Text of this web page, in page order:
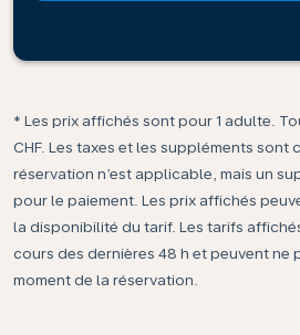
* Les prix affichés sont pour 1 adulte.
CHF. Les taxes et les suppléments sont
réservation n’est applicable, mais un
pour le paiement. Les prix affichés
la disponibilité du tarif. Les tarifs
cours des dernières 48 h et peuvent ne
moment de la réservation.